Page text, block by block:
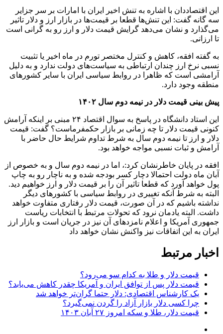
این اقتصاددان با اشاره به تنش اخیر ایران با امارات بر سر جزایر
سه گانه گفت: این تنش‌ها قطعا بر قیمت‌ها در بازار ارز و دلار تاثیر
می‌گذارد و نشان می‌دهد گرایش قیمت دلار و ارز رو به گرانی است
تا ارزانی.
به گفته افقه، کاهش و کنترل مختصر تورم در ماه اخیر یا تثبیت
نسبی نرخ ارز چندان ارتباطی به سیاست‌های دولت ندارد و به دلیل
آرامشی است که ظاهرا در روابط سیاسی ایران با سایر کشور‌های
منطقه وجود دارد.
پیش بینی قیمت دلار در نیمه دوم سال ۱۴۰۲
این استاد دانشگاه در پاسخ به سوال اقتصاد ۲۴ مبنی بر اینکه آرامش
کنونی قیمت دلار تا چه زمانی بر بازار حکمفرماست؟ گفت: قیمت
دلار و ارز تا نیمه دوم سال به شرط تداوم شرایط حال حاضر با
آرامش و ثبات نسبی مواجه خواهد بود.
افقه در پایان خاطرنشان کرد:، اما در نیمه دوم سال و به خصوص از
آبان ماه دولت احتمالا دچار کسر بودجه شده و به ناچار رو به چاپ
پول خواهد آورد که قطعا تاثیر آن را بر قیمت دلار و ارز خواهیم دید.
البته به شرط آنکه تغییری در روابط سیاسی با کشور‌های دیگر
نداشته باشیم که در آن صورت، قیمت دلار رفتاری متفاوت خواهد
داشت. البته یادمان نرود که تحولات مرتبط با انتخابات ریاست
جمهوری آمریکا و اعلام نامزد‌های آن نیز در جریان است و بازار ارز
ایران به این اتفاقات نیز واکنش نشان خواهد داد
اخبار مرتبط
قیمت دلار و طلا به کدام سو می‌رود؟
قیمت دلار پس از توافق ایران و آمریکا چقدر کاهش می‌یابد؟
یک کارشناس اقتصادی: دلار حتما گران‌تر خواهد شد
چرا کسی دلار بازار آزاد را گردن نمی‌گیرد؟
قیمت دلار، طلا و سکه امروز ۲۷ آبان ۱۴۰۳